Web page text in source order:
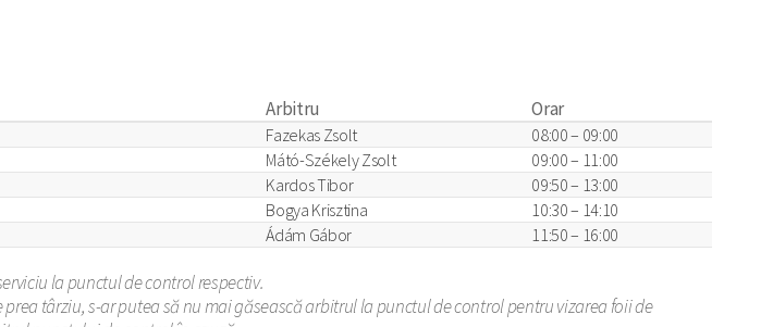
Arbitru Orar
Fazekas Zsolt
08:00 – 09:00
Mátó-Székely Zsolt
09:00 – 11:00
Kardos Tibor
09:50 – 13:00
Bogya Krisztina
10:30 – 14:10
Ádám Gábor 11:50 – 16:00
la punctul de control respectiv.
târziu, s-ar putea să nu mai găsească arbitrul la punctul de control pentru vizarea foii de